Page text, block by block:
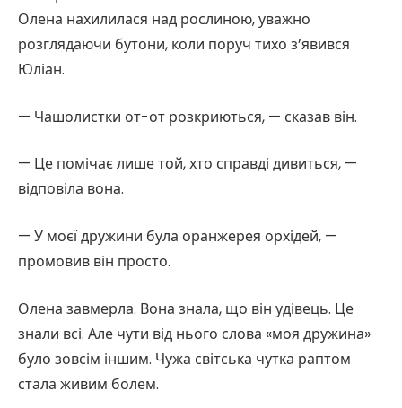
Олена нахилилася над рослиною, уважно
розглядаючи бутони, коли поруч тихо з’явився
Юліан.
— Чашолистки от-от розкриються, — сказав він.
— Це помічає лише той, хто справді дивиться, —
відповіла вона.
— У моєї дружини була оранжерея орхідей, —
промовив він просто.
Олена завмерла. Вона знала, що він удівець. Це
знали всі. Але чути від нього слова «моя дружина»
було зовсім іншим. Чужа світська чутка раптом
стала живим болем.